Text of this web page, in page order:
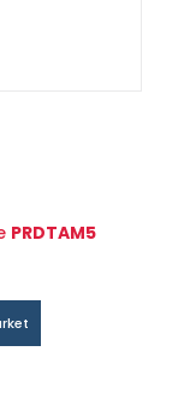
PRDTAM5